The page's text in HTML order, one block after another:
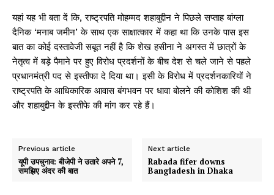
यहां यह भी बता दें कि, राष्ट्रपति मोहम्मद शहाबुद्दीन ने पिछले सप्ताह बांग्ला
दैनिक ‘मनाब जमीन’ के साथ एक साक्षात्कार में कहा था कि उनके पास इस
बात का कोई दस्तावेजी सबूत नहीं है कि शेख हसीना ने अगस्त में छात्रों के
नेतृत्व में बड़े पैमाने पर हुए विरोध प्रदर्शनों के बीच देश से चले जाने से पहले
प्रधानमंत्री पद से इस्तीफा दे दिया था। इसी के विरोध में प्रदर्शनकारियों ने
राष्ट्रपति के आधिकारिक आवास बंगभवन पर धावा बोलने की कोशिश की थी
और शहाबुद्दीन के इस्तीफे की मांग कर रहे हैं।
Previous article
यूपी उपचुनाव: बीजेपी ने उतारे अपने 7,
समझिए अंदर की बात
Next article
Rabada fifer downs
Bangladesh in Dhaka